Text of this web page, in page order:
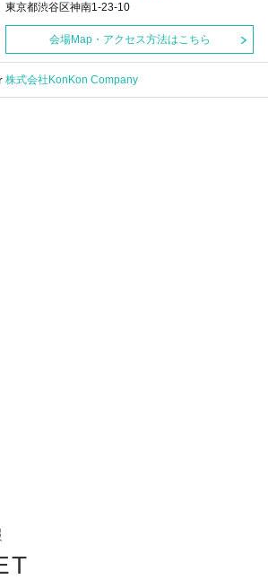
東京都渋谷区神南1-23-10
会場Map・アクセス方法はこちら
株式会社KonKon Company